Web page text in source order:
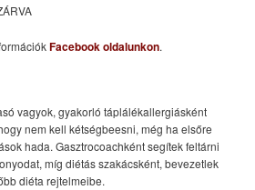
Facebook oldalunkon.
vagyok, gyakorló táplálékallergiásként
nem kell kétségbeesni, még ha elsőre
hada. Gasztrocoachként segítek feltárni
míg diétás szakácsként, bevezetlek
diéta rejtelmeibe.